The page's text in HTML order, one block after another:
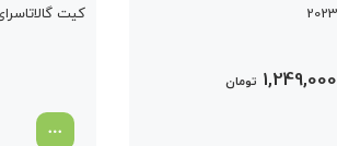
1,249,000 تومان
کیت گالاتاسرای